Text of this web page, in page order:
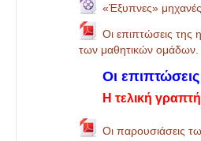
«Έξυπνες»
Οι επιπτώσεις της
των μαθητικών ομάδων.
Οι
Η τελική
Οι παρουσιάσεις